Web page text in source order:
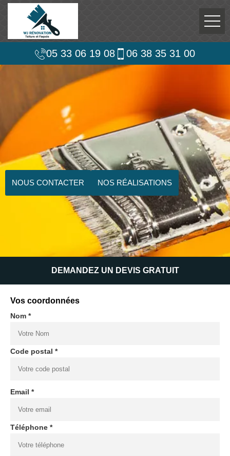
05 33 06 19 08 06 38 35 31 00
NOUS CONTACTER NOS RÉALISATIONS
DEMANDEZ UN DEVIS GRATUIT
Vos coordonnées
Nom *
Code postal *
Email *
Téléphone *